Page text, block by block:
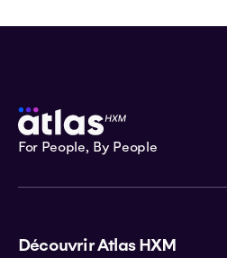
For People, By People
Découvrir Atlas HXM